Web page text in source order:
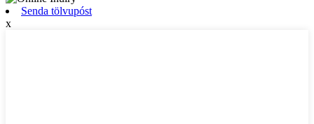
Senda tölvupóst
x